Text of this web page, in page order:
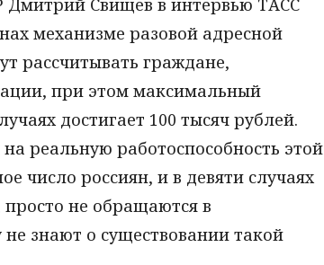
Дмитрий Свищев в интервью ТАСС
механизме разовой адресной
рассчитывать граждане,
при этом максимальный
достигает 100 тысяч рублей.
реальную работоспособность этой
число россиян, и в девяти случаях
не обращаются в
знают о существовании такой